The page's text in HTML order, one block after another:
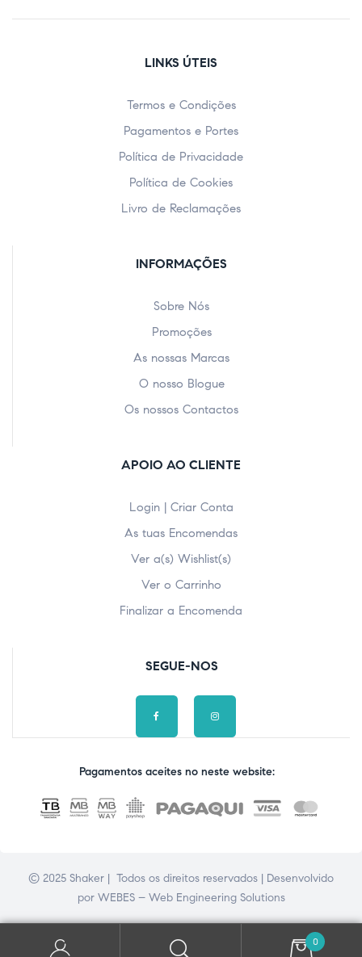
LINKS ÚTEIS
Termos e Condições
Pagamentos e Portes
Política de Privacidade
Política de Cookies
Livro de Reclamações
INFORMAÇÕES
Sobre Nós
Promoções
As nossas Marcas
O nosso Blogue
Os nossos Contactos
APOIO AO CLIENTE
Login | Criar Conta
As tuas Encomendas
Ver a(s) Wishlist(s)
Ver o Carrinho
Finalizar a Encomenda
SEGUE-NOS
Pagamentos aceites no neste website:
© 2025 Shaker | Todos os direitos reservados | Desenvolvido
por WEBES – Web Engineering Solutions
0